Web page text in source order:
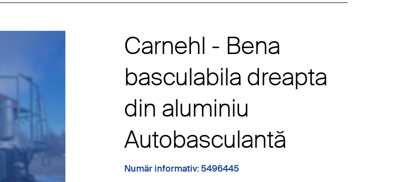
Carnehl - Bena
basculabila dreapta
din aluminiu
Autobasculantă
Numär informativ: 5496445